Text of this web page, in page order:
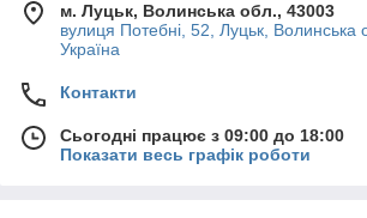
м. Луцьк, Волинська обл., 43003
вулиця Потебні, 52, Луцьк, Волинська
Україна
Контакти
Сьогодні працює з 09:00 до 18:00
Показати весь графік роботи